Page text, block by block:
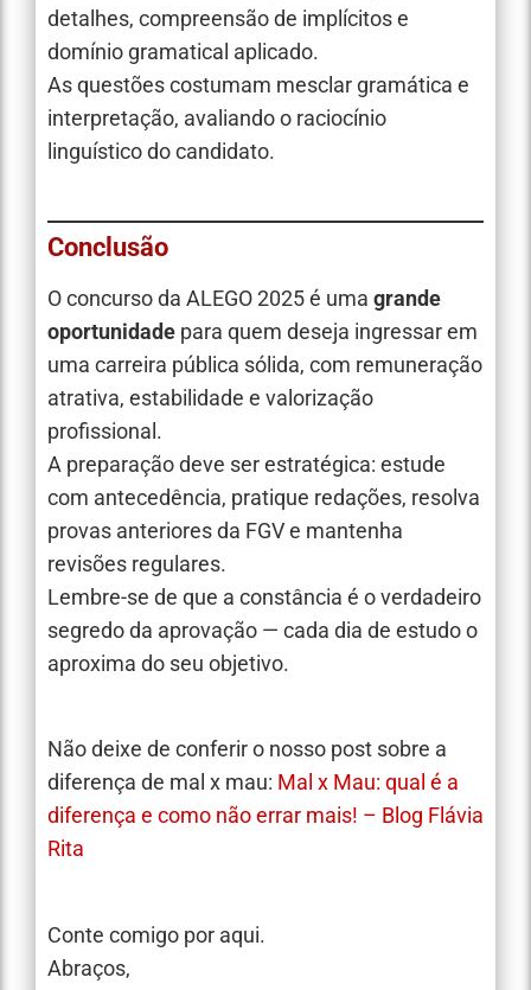
detalhes, compreensão de implícitos e
domínio gramatical aplicado.
As questões costumam mesclar gramática e
interpretação, avaliando o raciocínio
linguístico do candidato.
Conclusão
O concurso da ALEGO 2025 é uma grande
oportunidade para quem deseja ingressar em
uma carreira pública sólida, com remuneração
atrativa, estabilidade e valorização
profissional.
A preparação deve ser estratégica: estude
com antecedência, pratique redações, resolva
provas anteriores da FGV e mantenha
revisões regulares.
Lembre-se de que a constância é o verdadeiro
segredo da aprovação — cada dia de estudo o
aproxima do seu objetivo.
Não deixe de conferir o nosso post sobre a
diferença de mal x mau: Mal x Mau: qual é a
diferença e como não errar mais! – Blog Flávia
Rita
Conte comigo por aqui.
Abraços,